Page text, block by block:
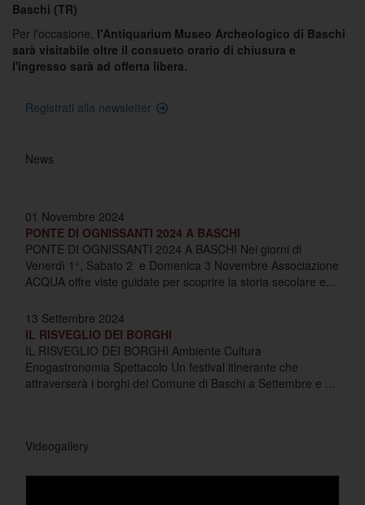
Baschi (TR)
Per l'occasione, l'Antiquarium Museo Archeologico di Baschi
sarà visitabile oltre il consueto orario di chiusura e
l'ingresso sarà ad offerta libera.
Registrati alla newsletter
News
01 Novembre 2024
PONTE DI OGNISSANTI 2024 A BASCHI
PONTE DI OGNISSANTI 2024 A BASCHI Nei giorni di
Venerdì 1°, Sabato 2 e Domenica 3 Novembre Associazione
ACQUA offre viste guidate per scoprire la storia secolare e...
13 Settembre 2024
IL RISVEGLIO DEI BORGHI
IL RISVEGLIO DEI BORGHI Ambiente Cultura
Enogastronomia Spettacolo Un festival itinerante che
attraverserà i borghi del Comune di Baschi a Settembre e ...
Videogallery